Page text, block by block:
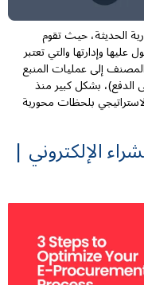
الحديثة، حيث تقوم
وإدارتها والتي تعتبر
إلى عمليات المنبع
بشكل كبير منذ
بلحظات محورية
الإلكتروني |